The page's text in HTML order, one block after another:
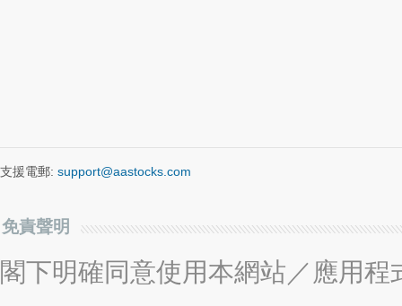
支援電郵: support@aastocks.com
免責聲明
閣下明確同意使用本網站／應用